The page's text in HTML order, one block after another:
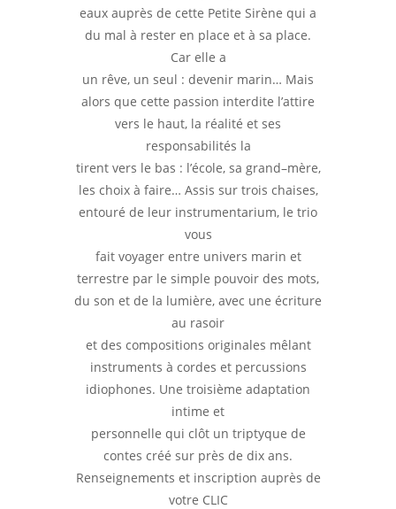
eaux auprès de cette Petite Sirène qui a
du mal à rester en place et à sa place.
Car elle a
un rêve, un seul : devenir marin… Mais
alors que cette passion interdite l’attire
vers le haut, la réalité et ses
responsabilités la
tirent vers le bas : l’école, sa grand–mère,
les choix à faire… Assis sur trois chaises,
entouré de leur instrumentarium, le trio
vous
fait voyager entre univers marin et
terrestre par le simple pouvoir des mots,
du son et de la lumière, avec une écriture
au rasoir
et des compositions originales mêlant
instruments à cordes et percussions
idiophones. Une troisième adaptation
intime et
personnelle qui clôt un triptyque de
contes créé sur près de dix ans.
Renseignements et inscription auprès de
votre CLIC